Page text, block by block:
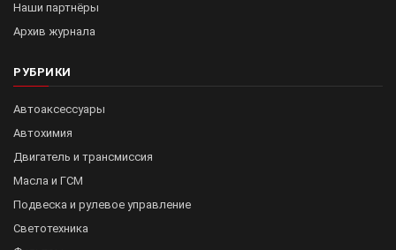
Наши партнёры
Архив журнала
РУБРИКИ
Автоаксессуары
Автохимия
Двигатель и трансмиссия
Масла и ГСМ
Подвеска и рулевое управление
Светотехника